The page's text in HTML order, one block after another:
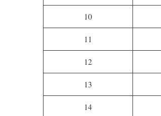
10
11
12
13
14